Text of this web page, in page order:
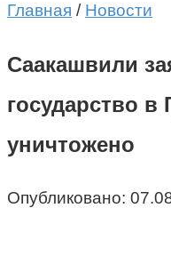
Главная / Новости
Саакашвили
государство в
уничтожено
Опубликовано: